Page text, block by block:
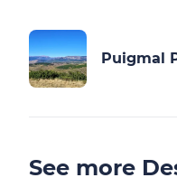
Puigmal
See more